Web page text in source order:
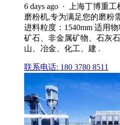
6 days ago · 上海丁博重
磨粉机,专为满足您的磨粉
进料粒度：1540mm 适用
矿石、非金属矿物、石灰
山、冶金、化工、建 .
联系电话: 180 3780 8511